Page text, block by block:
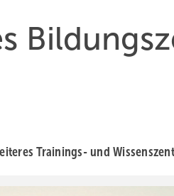
Trai­nings- und